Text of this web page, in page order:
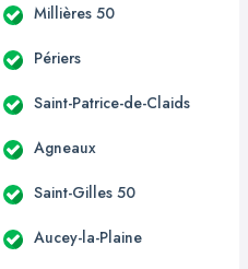
Millières 50
Périers
Saint-Patrice-de-Claids
Agneaux
Saint-Gilles 50
Aucey-la-Plaine